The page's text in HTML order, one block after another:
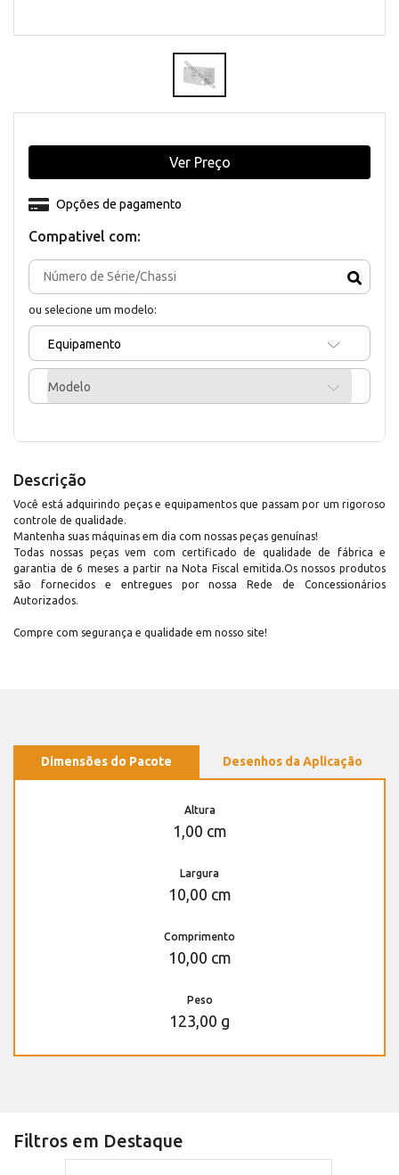
Compativel com:
ou selecione um modelo:
Equipamento
Modelo
Opções de pagamento
Ver Preço
Descrição
Você está adquirindo peças e equipamentos que passam por um rigoroso
controle de qualidade.
Mantenha suas máquinas em dia com nossas peças genuínas!
Todas nossas peças vem com certificado de qualidade de fábrica e
garantia de 6 meses a partir na Nota Fiscal emitida.Os nossos produtos
são fornecidos e entregues por nossa Rede de Concessionários
Autorizados.
Compre com segurança e qualidade em nosso site!
Dimensões do Pacote Desenhos da Aplicação
Altura
1,00 cm
Largura
10,00 cm
Comprimento
10,00 cm
Peso
123,00 g
Filtros em Destaque